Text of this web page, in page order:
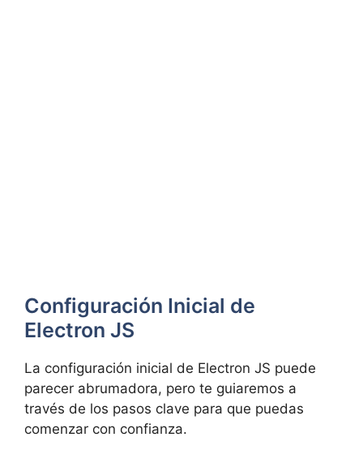
Configuración Inicial de
Electron JS
La configuración inicial de Electron JS puede
parecer abrumadora, pero te guiaremos a
través de los pasos clave para que puedas
comenzar con confianza.